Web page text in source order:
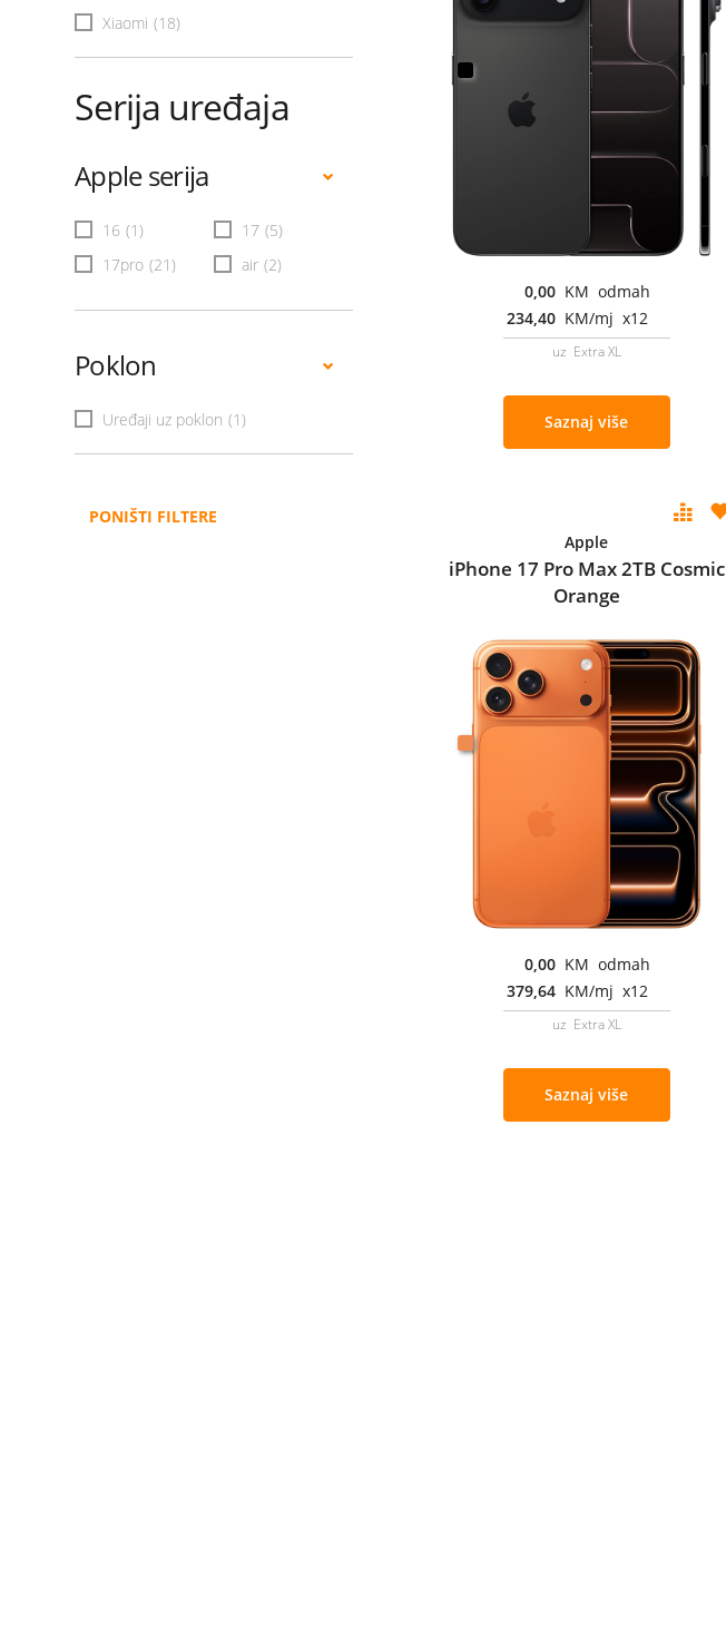
Xiaomi (18)
Serija uređaja
Apple serija
16 (1) 17 (5)
17pro (21) air (2)
Poklon
Uređaji uz poklon (1)
PONIŠTI FILTERE
0,00 KM odmah
234,40 KM/mj x12
uz Extra XL
Saznaj više
Apple
iPhone 17 Pro Max 2TB Cosmic
Orange
0,00 KM odmah
379,64 KM/mj x12
uz Extra XL
Saznaj više